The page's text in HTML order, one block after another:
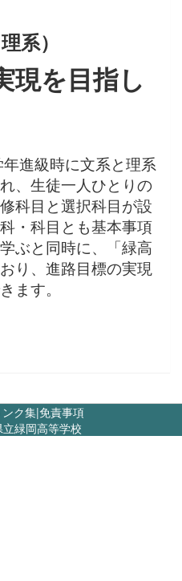
系）
現を目指し
年進級時に文系と理系
、生徒一人ひとりの
科目と選択科目が設
・科目とも基本事項
ぶと同時に、「緑高
り、進路目標の実現
ます。
ンク集|免責事項
緑岡高等学校